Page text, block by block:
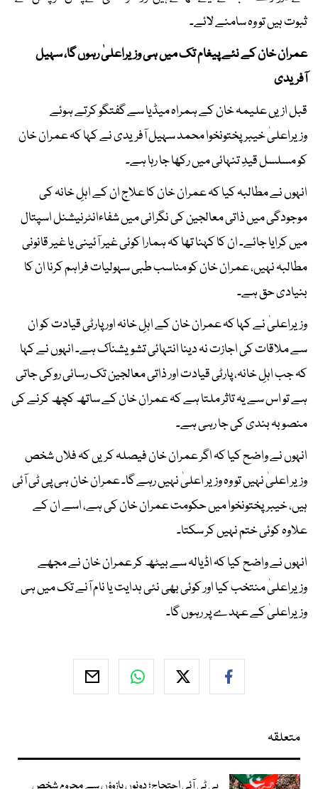
ثبوت ہیں تو وہ سامنے لائے۔
عمران خان کے نئے پیغام تک میں ہی وزیراعلیٰ رہوں گا، سہیل
آفریدی
قبل ازیں علیمہ خان کے ہمراہ میڈیا سے گفتگو کرتے ہوئے
وزیراعلیٰ خیبرپختونخوا محمد سہیل آفریدی نے کہا کہ عمران خان
کو مسلسل قیدِ تنہائی میں رکھا جا رہا ہے۔
انہوں نے مطالبہ کیا کہ عمران خان کا علاج ان کے اہلِ خانہ کی
موجودگی میں ذاتی معالجین کی نگرانی میں شفاءانٹرنیشنل اسپتال
میں کرایا جائے۔ ان کا کہنا تھا کہ ہمارا کوئی غیر آئینی یا غیر قانونی
مطالبہ نہیں، عمران خان کو مناسب طبی سہولیات فراہم کرنا ان کا
بنیادی حق ہے۔
وزیراعلیٰ نے کہا کہ عمران خان کے اہلِ خانہ اور پارٹی قیادت کو ان
سے ملاقات کی اجازت نہ دینا انتہائی تشویشناک ہے۔ انہوں نے کہا
کہ جب اہلِ خانہ، پارٹی قیادت اور ذاتی معالجین تک رسائی روکی جاتی
ہے تو اس سے یہ تاثر ملتا ہے کہ عمران خان کے ساتھ کچھ کرنے کی
منصوبہ بندی کی جا رہی ہے۔
انہوں نے واضح کیا کہ اگر عمران خان فیصلہ کریں کہ فلاں شخص
وزیر اعلیٰ نہیں تو وہ وزیر اعلیٰ نہیں رہے گا۔ عمران خان ہی پی ٹی آئی
ہیں، خیبرپختونخوا میں حکومت عمران خان کی ہے، اسے ان کے
علاوہ کوئی ختم نہیں کر سکتا۔
انہوں نے واضح کیا کہ اڈیالہ سے بیٹھ کر عمران خان نے مجھے
وزیراعلیٰ منتخب کیا اور کوئی بھی نئی ہدایت یا نام آنے تک میں ہی
وزیراعلیٰ کے عہدے پر رہوں گا۔
متعلقہ